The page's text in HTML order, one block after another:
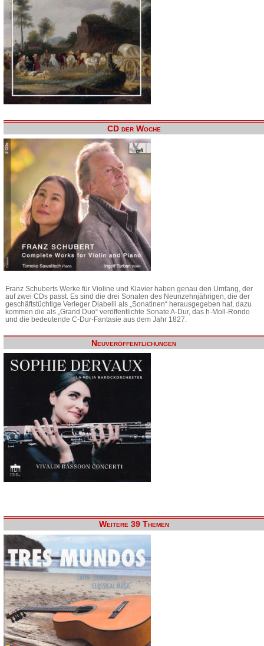
CD der Woche
Franz Schuberts Werke für Violine und Klavier haben genau den Umfang, der
auf zwei CDs passt. Es sind die drei Sonaten des Neunzehnjährigen, die der
geschäftstüchtige Verleger Diabelli als „Sonatinen“ herausgegeben hat, dazu
kommen die als „Grand Duo“ veröffentlichte Sonate A-Dur, das h-Moll-Rondo
und die bedeutende C-Dur-Fantasie aus dem Jahr 1827.
Neuveröffentlichungen
Weitere 39 Themen